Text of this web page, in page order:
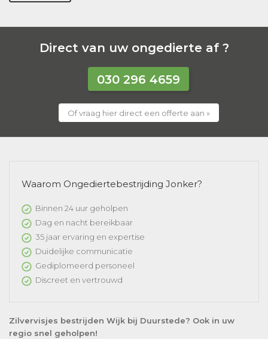
Direct van uw ongedierte af ?
030 296 4659
Of vraag hier direct een offerte aan »
Waarom Ongediertebestrijding Jonker?
Binnen 24 uur geholpen
Dag en nacht bereikbaar
35 jaar ervaring en expertise
Duidelijke communicatie
Gediplomeerd personeel
Discreet en vertrouwd
Zilvervisjes bestrijden Wijk bij Duurstede? Ook in uw
regio snel geholpen!